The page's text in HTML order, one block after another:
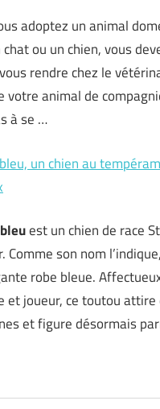
adoptez un animal
ou un chien, vous
rendre chez le
votre animal de
à se …
un chien au
est un chien de race
Comme son nom
robe bleue.
et joueur, ce toutou attire
et figure désormais